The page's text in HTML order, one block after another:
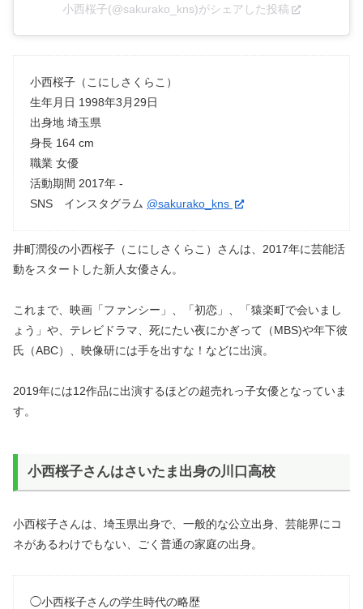
小西桜子(@sakurako_kns)がシェアした投稿
小西桜子（こにしさくらこ）
生年月日 1998年3月29日
出身地 埼玉県
身長 164 cm
職業 女優
活動期間 2017年 ‐
SNS インスタグラム @sakurako_kns
井町潤役の小西桜子（こにしさくらこ）さんは、2017年に芸能活
動をスタートした新人女優さん。
これまで、映画「ファンシー」、「初恋」、「猿楽町で会いまし
ょう」や、テレビドラマ、死にたい夜にかぎって（MBS)や年下彼
氏（ABC）、映像研には手を出すな！などに出演。
2019年には12作品に出演するほどの超売れっ子女優となっていま
す。
小西桜子さんはさいたま出身の川口高校
小西桜子さんは、埼玉県出身で、一般的な公立出身、芸能界にコ
ネがあるわけでもない、ごく普通の家庭の出身。
◯小西桜子さんの学生時代の略歴